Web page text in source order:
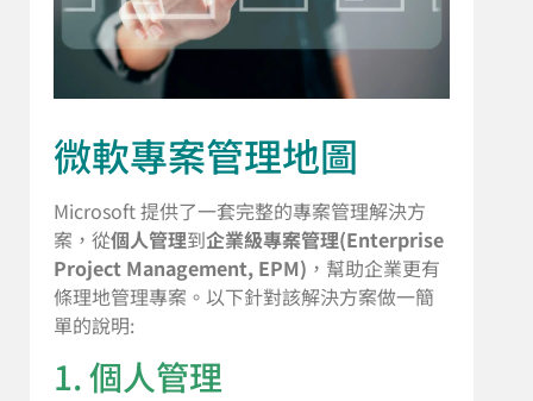
微軟專案管理地圖
Microsoft 提供了一套完整的專案管理解決方
案，從個人管理到企業級專案管理(Enterprise
Project Management, EPM) ，幫助企業更有
條理地管理專案。以下針對該解決方案做一簡
單的說明:
1. 個人管理